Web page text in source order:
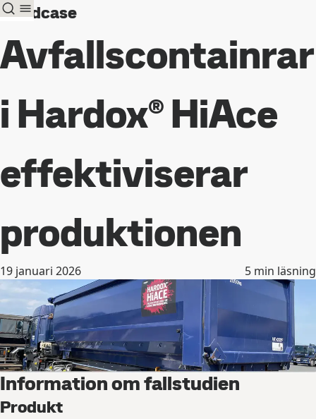
Kundcase
Avfallscontainrar
i Hardox® HiAce
effektiviserar
produktionen
19 januari 2026 5 min läsning
Information om fallstudien
Produkt